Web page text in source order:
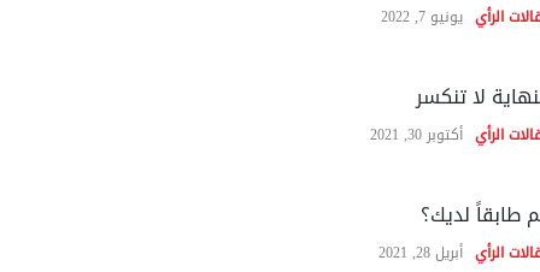
الرأي يونيو 7, 2022
لا تنكسر
الرأي أكتوبر 30, 2021
طابقاً لديك؟
الرأي أبريل 28, 2021